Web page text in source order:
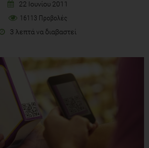
22 Ιουνίου 2011
16113 Προβολές
3 λεπτά να διαβαστεί